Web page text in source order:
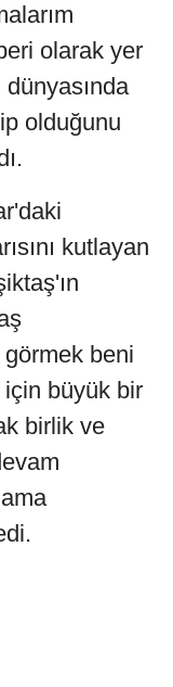
olarak yer
olduğunu
kutlayan
görmek beni
için büyük bir
birlik ve